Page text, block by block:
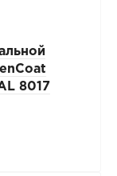
8017